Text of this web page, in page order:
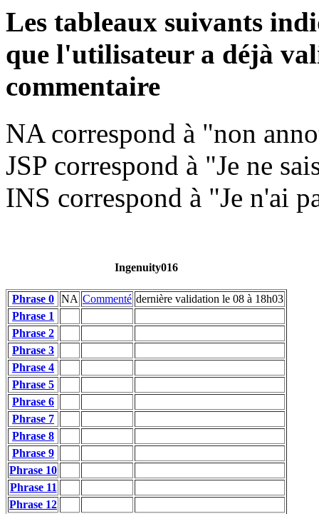
Les tableaux suivants
que l'utilisateur a déjà
commentaire
NA correspond à "non
JSP correspond à "Je ne
INS correspond à "Je n'ai
Ingenuity016
Phrase 0 NA Commenté dernière validation le 08 à 18h03
Phrase 1
Phrase 2
Phrase 3
Phrase 4
Phrase 5
Phrase 6
Phrase 7
Phrase 8
Phrase 9
Phrase 10
Phrase 11
Phrase 12